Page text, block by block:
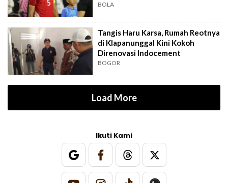
BOLA
Tangis Haru Karsa, Rumah Reotnya
di Klapanunggal Kini Kokoh
Direnovasi Indocement
BOGOR
Load More
Ikuti Kami